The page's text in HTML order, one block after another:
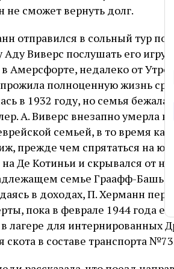
не сможет вернуть долг.
отправился в сольный тур
Виверс послушать его игру
Амерсфорте, недалеко от
полноценную жизнь
в 1932 году, но семья
А. Виверс внезапно умерла в
семьей, в то время
прежде чем спрятаться на
Де Котиньи и скрывался от
семье Граафф-Башьен
в доходах, П. Херманн
пока в феврале 1944 года
лагере для интернированных
скота в составе транспорта